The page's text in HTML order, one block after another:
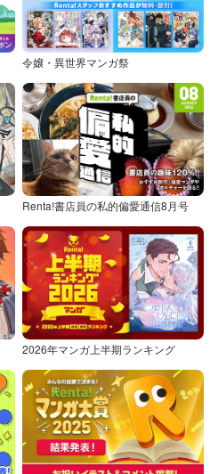
令嬢・異世界マンガ祭
Renta!書店員の私的偏愛通信8月号
2026年マンガ上半期ランキング